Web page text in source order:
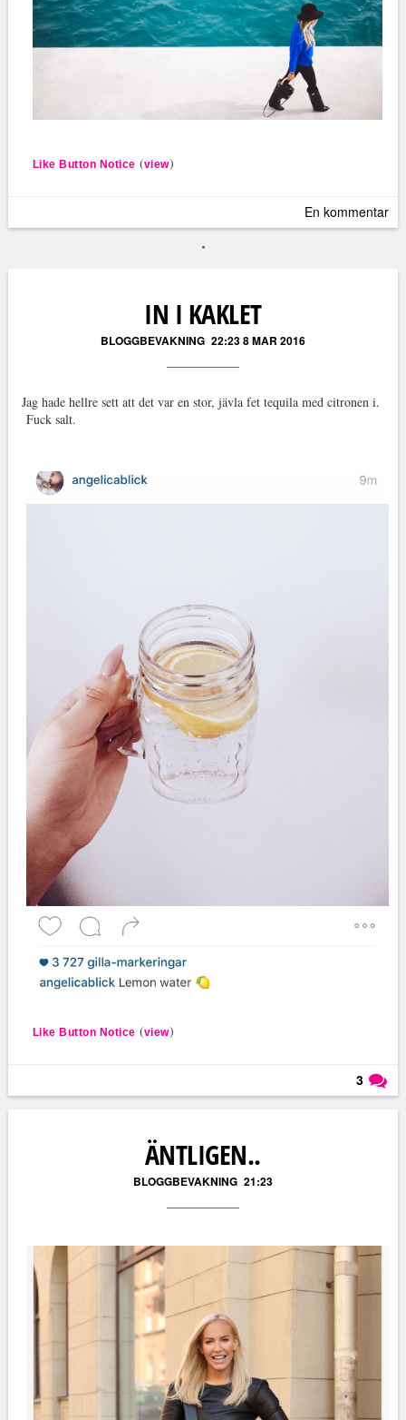
Like Button Notice (view)
En kommentar
IN I KAKLET
BLOGGBEVAKNING 22:23 8 MAR 2016
Jag hade hellre sett att det var en stor, jävla fet tequila med citronen i.
Fuck salt.
Like Button Notice (view)
3
ÄNTLIGEN..
BLOGGBEVAKNING 21:23